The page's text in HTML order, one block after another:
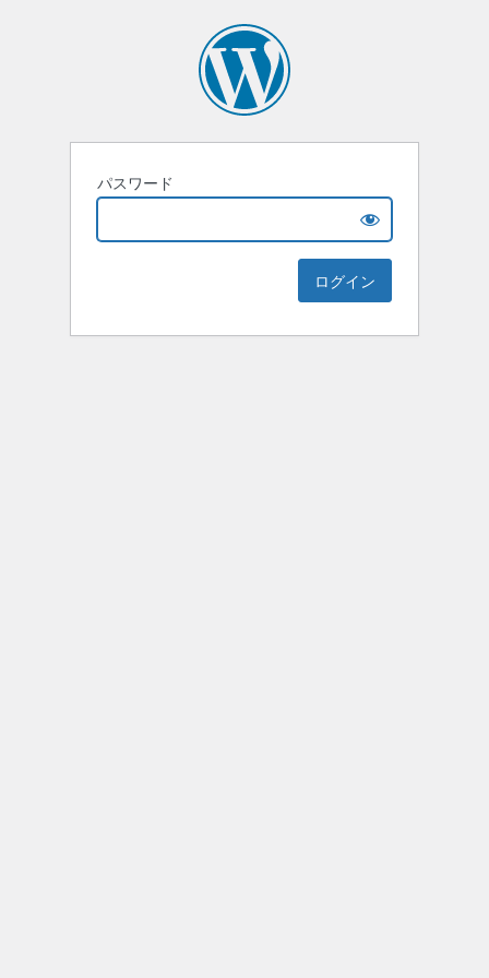
パスワード